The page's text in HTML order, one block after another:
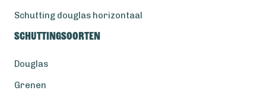
Schutting douglas horizontaal
Schuttingsoorten
Douglas
Grenen